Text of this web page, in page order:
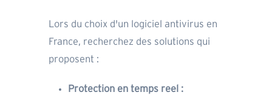
Lors du choix d'un logiciel antivirus en
France, recherchez des solutions qui
proposent :
Protection en temps reel :